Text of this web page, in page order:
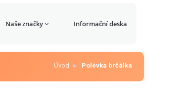
Naše značky Informační deska
Úvod Polévka brčálka